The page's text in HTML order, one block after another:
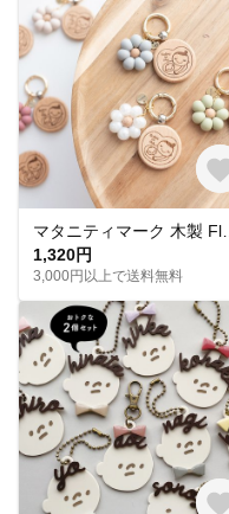
1,320円
3,000円以上で送料無料